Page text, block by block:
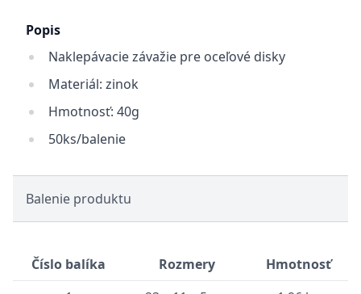
Popis
Naklepávacie závažie pre oceľové disky
Materiál: zinok
Hmotnosť: 40g
50ks/balenie
Balenie produktu
Číslo balíka Rozmery
Hmotnosť